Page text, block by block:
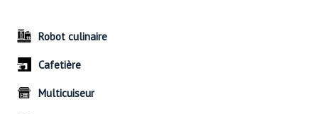
Robot culinaire
Cafetière
Multicuiseur